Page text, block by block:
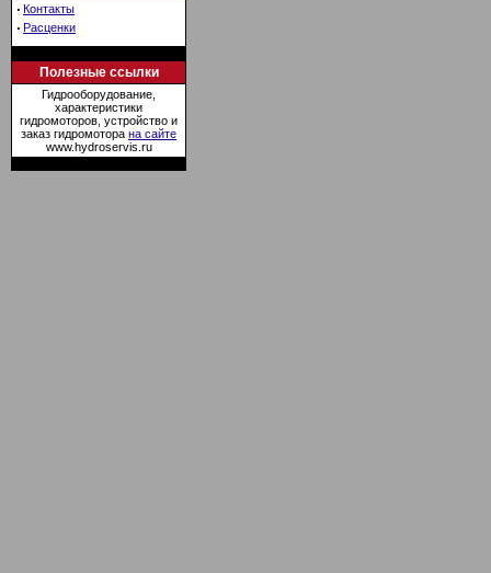
· Контакты
· Расценки
Полезные ссылки
Гидрооборудование,
характеристики
гидромоторов, устройство и
заказ гидромотора на сайте
www.hydroservis.ru